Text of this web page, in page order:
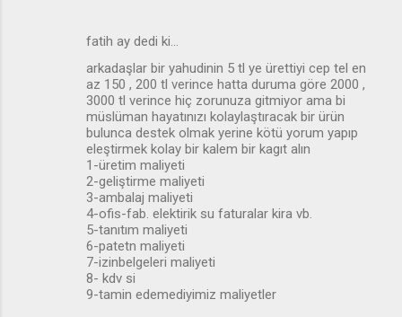
fatih ay dedi ki…
arkadaşlar bir yahudinin 5 tl ye ürettiyi cep tel en
az 150 , 200 tl verince hatta duruma göre 2000 ,
3000 tl verince hiç zorunuza gitmiyor ama bi
müslüman hayatınızı kolaylaştıracak bir ürün
bulunca destek olmak yerine kötü yorum yapıp
eleştirmek kolay bir kalem bir kagıt alın
1-üretim maliyeti
2-geliştirme maliyeti
3-ambalaj maliyeti
4-ofis-fab. elektirik su faturalar kira vb.
5-tanıtım maliyeti
6-patetn maliyeti
7-izinbelgeleri maliyeti
8- kdv si
9-tamin edemediyimiz maliyetler